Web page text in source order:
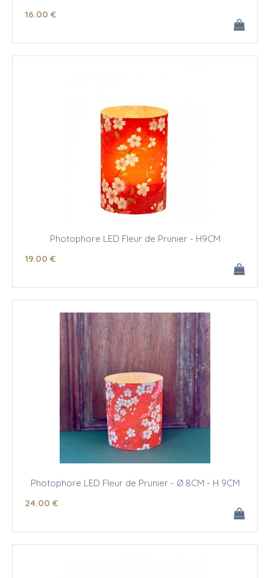
16.00 €
Photophore LED Fleur de Prunier - H9CM
19.00 €
Photophore LED Fleur de Prunier - Ø 8CM - H 9CM
24.00 €